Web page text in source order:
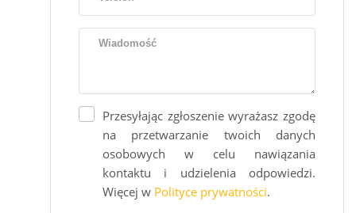
Przesyłając zgłoszenie wyrażasz zgodę
na przetwarzanie twoich danych
osobowych w celu nawiązania
kontaktu i udzielenia odpowiedzi.
Więcej w Polityce prywatności.